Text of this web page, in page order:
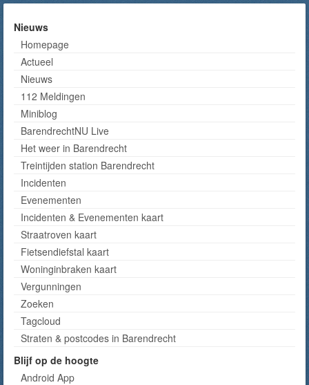
Nieuws
Homepage
Actueel
Nieuws
112 Meldingen
Miniblog
BarendrechtNU Live
Het weer in Barendrecht
Treintijden station Barendrecht
Incidenten
Evenementen
Incidenten & Evenementen kaart
Straatroven kaart
Fietsendiefstal kaart
Woninginbraken kaart
Vergunningen
Zoeken
Tagcloud
Straten & postcodes in Barendrecht
Blijf op de hoogte
Android App